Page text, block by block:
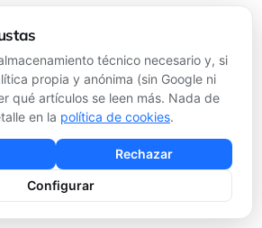
Configurar cookies
Powered byGhost
técnico necesario y, si
propia y anónima (sin Google ni
qué artículos se leen más. Nada de
en la política de cookies.
Rechazar
Configurar